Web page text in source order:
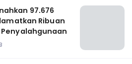
97.676
Ribuan